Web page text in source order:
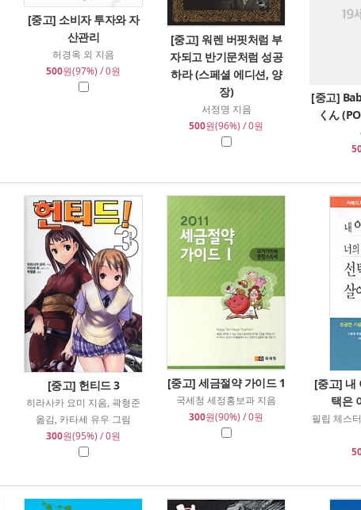
[중고] 소비자 투자와 자
산관리
허경옥 외 지음
500원(97%) / 0원
[중고] 워렌 버핏처럼 부
자되고 반기문처럼 성공
하라 (스페셜 에디션, 양
장)
서정명 지음
500원(96%) / 0원
[중고]
くん
[중고] 헌티드 3
히라사카 요미 지음, 곽형준
옮김, 카타세 유우 그림
300원(95%) / 0원
[중고] 세금절약 가이드 1
국세청 세정홍보과 지음
300원(90%) / 0원
[중고] 내
택은
필립 체스